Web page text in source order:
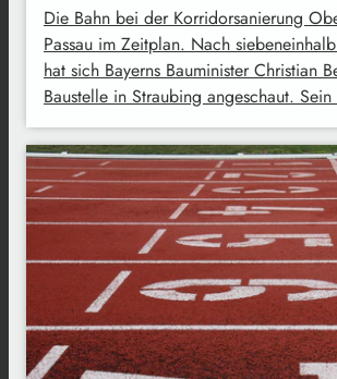
Die Bahn bei der Korridorsanierung
Passau im Zeitplan. Nach
hat sich Bayerns Bauminister Christian
Baustelle in Straubing angeschaut.